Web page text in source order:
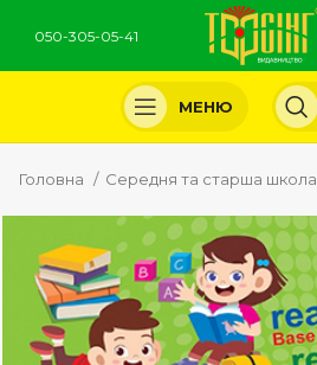
050-305-05-41
МЕНЮ
Головна Середня та старша школа